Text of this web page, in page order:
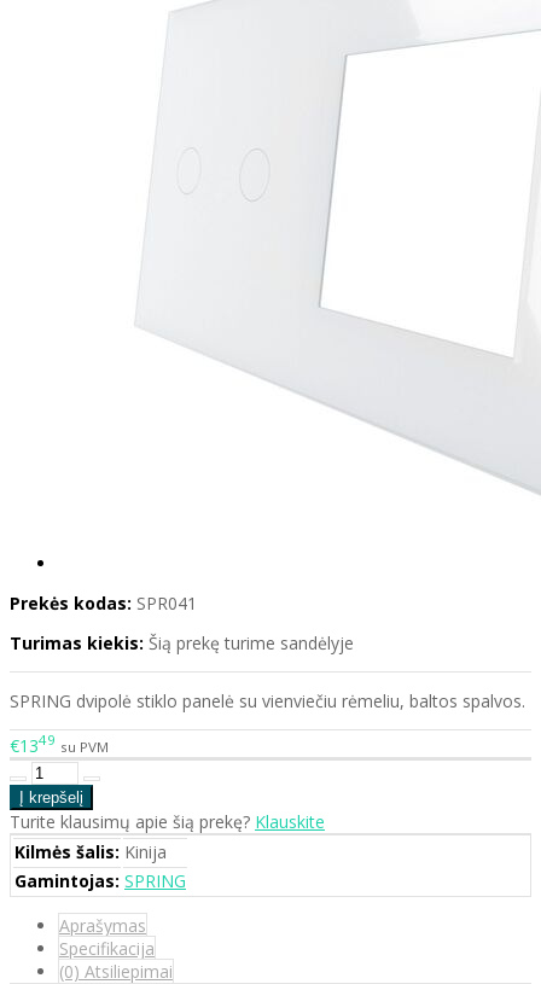
Prekės kodas: SPR041
Turimas kiekis: Šią prekę turime sandėlyje
SPRING dvipolė stiklo panelė su vienviečiu rėmeliu, baltos spalvos.
€1349 su PVM
Turite klausimų apie šią prekę? Klauskite
Kilmės šalis: Kinija
Gamintojas: SPRING
Aprašymas
Specifikacija
(0) Atsiliepimai